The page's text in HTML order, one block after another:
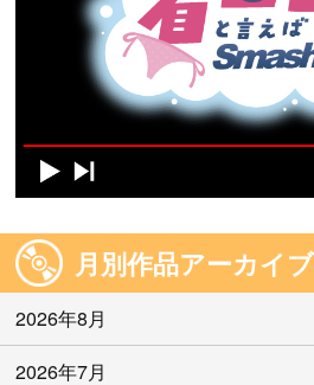
月別作品アーカイブ
2026年8月
2026年7月